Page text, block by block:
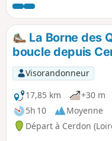
volant, chevreuil se
détour d'un sentier,
de leur jeune
généreuse.
La Borne des
boucle depuis
Visorandonneur
17,85 km
+30 m
5h 10
Moyenne
Départ à Cerdon